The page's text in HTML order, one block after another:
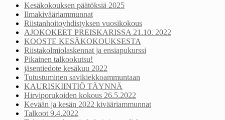
Kesäkokouksen päätöksiä 2025
Ilmakivääriammunnat
Riistanhoitoyhdistyksen vuosikokous
AJOKOKEET PREISKARISSA 21.10. 2022
KOOSTE KESÄKOKOUKSESTA
Riistakolmiolaskennat ja ensiapukurssi
Pikainen talkookutsu!
jäsentiedote kesäkuu 2022
Tutustuminen savikiekkoammuntaan
KAURISKIINTIÖ TÄYNNÄ
Hirviporukoiden kokous 26.5.2022
Kevään ja kesän 2022 kivääriammunnat
Talkoot 9.4.2022